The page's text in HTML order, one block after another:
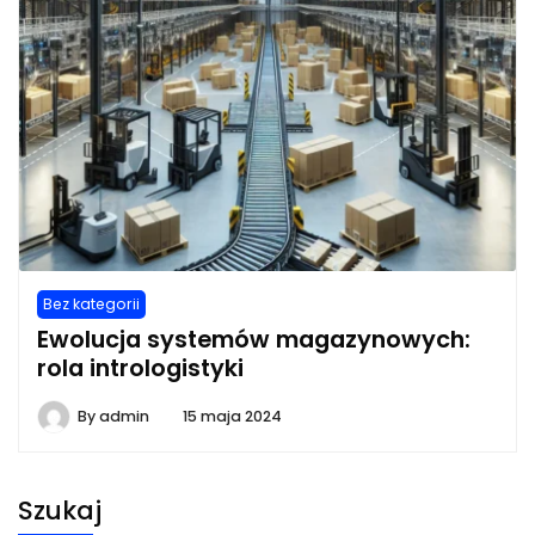
Bez kategorii
Ewolucja systemów magazynowych:
rola intrologistyki
Byadmin 15 maja 2024
Szukaj